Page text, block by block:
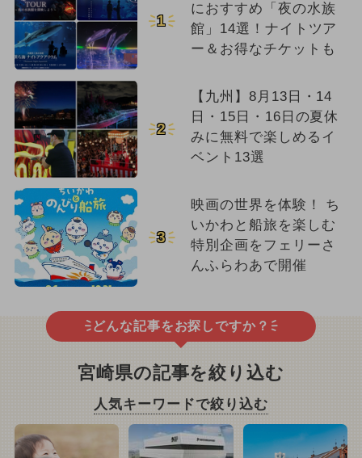
1
におすすめ「夜の水族
館」14選！ナイトツア
ー＆お得なチケットも
2
【九州】8月13日・14
日・15日・16日の夏休
みに無料で楽しめるイ
ベント13選
3
映画の世界を体験！ ち
いかわと船旅を楽しむ
特別企画をフェリーさ
んふらわあで開催
どんな記事をお探しですか？
宮崎県の記事を絞り込む
人気キーワードで絞り込む